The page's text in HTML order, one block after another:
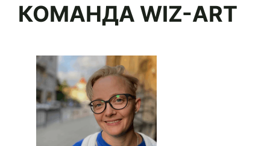
КОМАНДА WIZ-ART